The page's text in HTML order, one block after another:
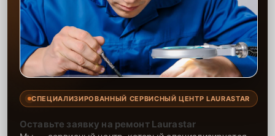
СПЕЦИАЛИЗИРОВАННЫЙ СЕРВИСНЫЙ ЦЕНТР LAURASTAR
Оставьте заявку на ремонт Laurastar